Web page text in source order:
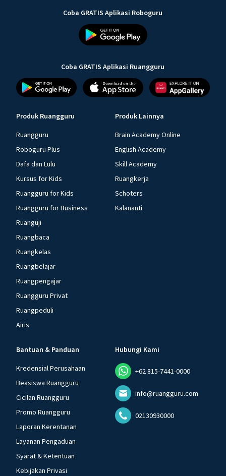
Coba GRATIS Aplikasi Roboguru
Coba GRATIS Aplikasi Ruangguru
Produk Ruangguru
Ruangguru
Roboguru Plus
Dafa dan Lulu
Kursus for Kids
Ruangguru for Kids
Ruangguru for Business
Ruanguji
Ruangbaca
Ruangkelas
Ruangbelajar
Ruangpengajar
Ruangguru Privat
Ruangpeduli
Airis
Produk Lainnya
Brain Academy Online
English Academy
Skill Academy
Ruangkerja
Schoters
Kalananti
Bantuan & Panduan
Kredensial Perusahaan
Beasiswa Ruangguru
Cicilan Ruangguru
Promo Ruangguru
Laporan Kerentanan
Layanan Pengaduan
Syarat & Ketentuan
Kebijakan Privasi
Hubungi Kami
+62 815-7441-0000
info@ruangguru.com
02130930000